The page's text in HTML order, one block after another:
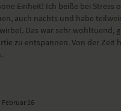
Einheit! Ich beiße bei Stress
auch nachts und habe
Das war sehr wohltuend,
zu entspannen. Von der Zeit
Februar 16